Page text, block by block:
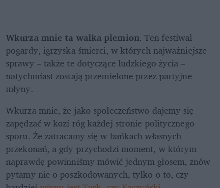
Wkurza mnie ta walka plemion. Ten festiwal
pogardy, igrzyska śmierci, w których najważniejsze
sprawy – także te dotyczące ludzkiego życia –
natychmiast zostają przemielone przez partyjne
młyny.
Wkurza mnie, że jako społeczeństwo dajemy się
zapędzać w kozi róg każdej stronie politycznego
sporu. Że zatracamy się w bańkach własnych
przekonań, a gdy przychodzi moment, w którym
naprawdę powinniśmy mówić jednym głosem, znów
pytamy nie o poszkodowanych, tylko o to, czy